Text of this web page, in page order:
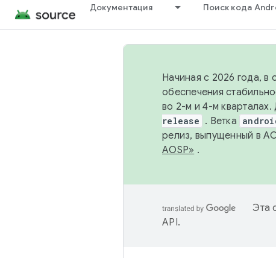
Документация Поиск кода
Начиная с 2026 года, в
обеспечения
во 2-м и 4-м кварталах.
release . Ветка
релиз, выпущенный в
AOSP» .
Эта
API.